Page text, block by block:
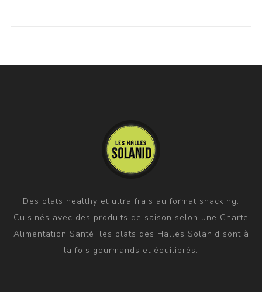
Des plats healthy et ultra frais au format snacking.
Cuisinés avec des produits de saison selon une Charte
Alimentation Santé, les plats des Halles Solanid sont à
la fois gourmands et équilibrés.